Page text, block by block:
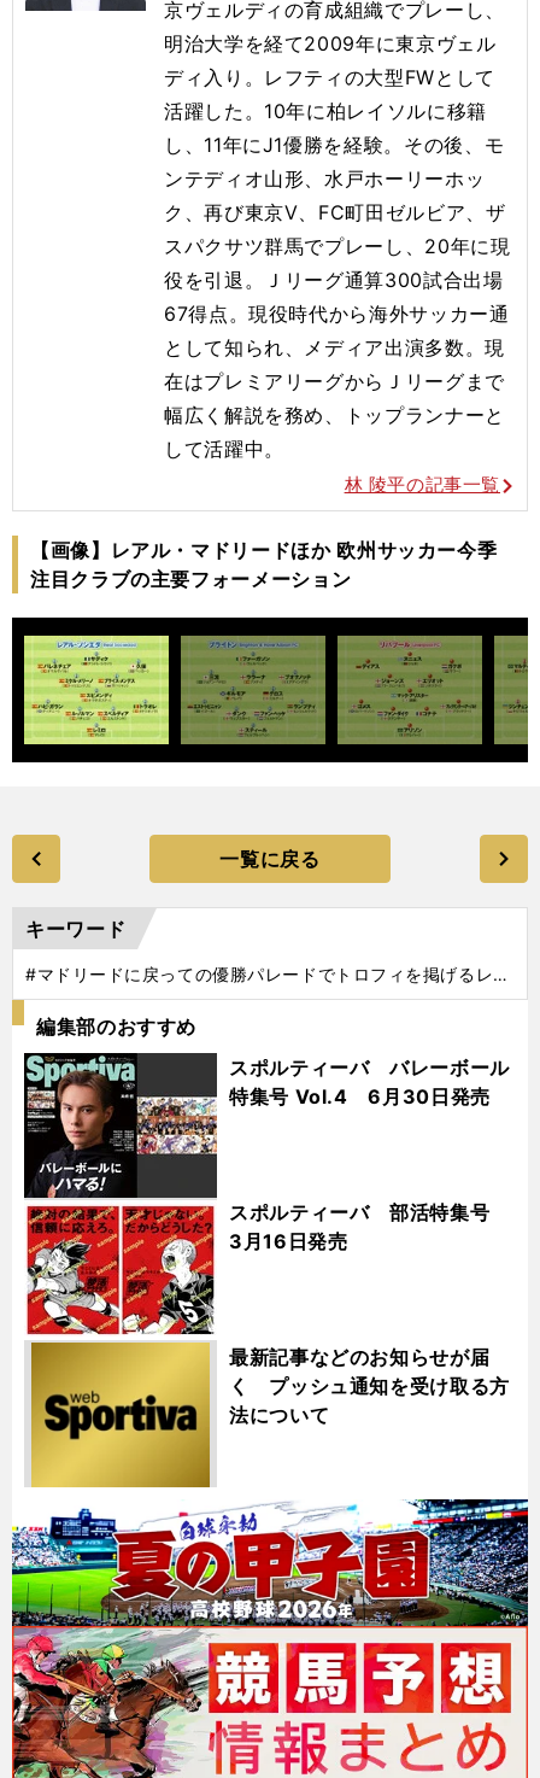
京ヴェルディの育成組織でプレーし、
明治大学を経て2009年に東京ヴェル
ディ入り。レフティの大型FWとして
活躍した。10年に柏レイソルに移籍
し、11年にJ1優勝を経験。その後、モ
ンテディオ山形、水戸ホーリーホッ
ク、再び東京Ⅴ、FC町田ゼルビア、ザ
スパクサツ群馬でプレーし、20年に現
役を引退。Ｊリーグ通算300試合出場
67得点。現役時代から海外サッカー通
として知られ、メディア出演多数。現
在はプレミアリーグからＪリーグまで
幅広く解説を務め、トップランナーと
して活躍中。
林 陵平の記事一覧
【画像】レアル・マドリードほか 欧州サッカー今季
注目クラブの主要フォーメーション
一覧に戻る
キーワード
#マドリードに戻っての優勝パレードでトロフィを掲げるレア
ル・マドリードの選手たち photo by Getty Images
編集部のおすすめ
スポルティーバ バレーボール
特集号 Vol.4 6月30日発売
スポルティーバ 部活特集号
3月16日発売
最新記事などのお知らせが届
く プッシュ通知を受け取る方
法について